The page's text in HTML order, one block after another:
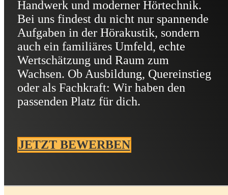
Handwerk und moderner Hörtechnik.
Bei uns findest du nicht nur spannende
Aufgaben in der Hörakustik, sondern
auch ein familiäres Umfeld, echte
Wertschätzung und Raum zum
Wachsen. Ob Ausbildung, Quereinstieg
oder als Fachkraft: Wir haben den
passenden Platz für dich.
JETZT BEWERBEN